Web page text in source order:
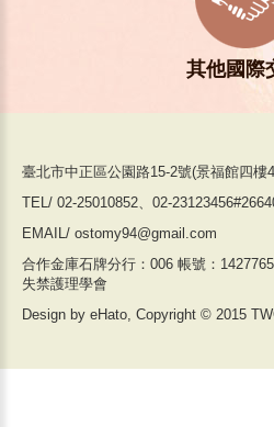
其他國際
臺北市中正區公園路15-2號(景福館四樓
TEL/ 02-25010852、02-
EMAIL/ ostomy94@gmail.com
合作金庫石牌分行：006 帳號：
失禁護理學會
Design by eHato, Copyright © 2015